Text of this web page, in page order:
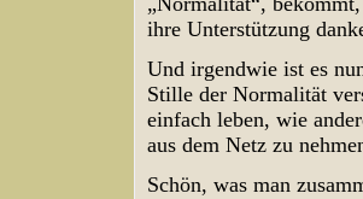
ihre Unterstützung
Und irgendwie ist es
Stille der Normalität
einfach leben, wie
aus dem Netz zu
Schön, was man